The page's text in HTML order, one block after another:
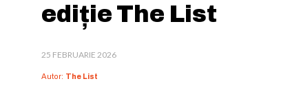
ediție The List
25 FEBRUARIE 2026
Autor: The List